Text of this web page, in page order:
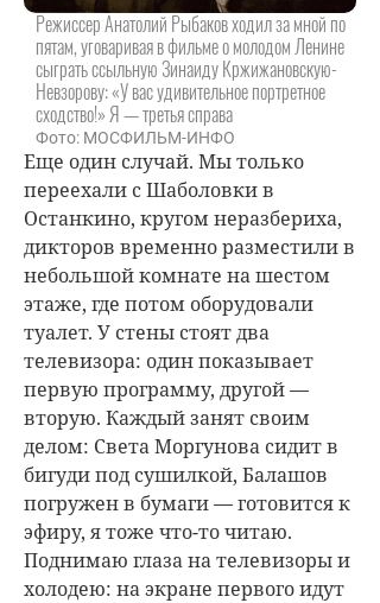
Режиссер Анатолий Рыбаков ходил за мной по
пятам, уговаривая в фильме о молодом Ленине
сыграть ссыльную Зинаиду Кржижановскую-
Невзорову: «У вас удивительное портретное
сходство!» Я — третья справа
Фото: МОСФИЛЬМ-ИНФО
Еще один случай. Мы только
переехали с Шаболовки в
Останкино, кругом неразбериха,
дикторов временно разместили в
небольшой комнате на шестом
этаже, где потом оборудовали
туалет. У стены стоят два
телевизора: один показывает
первую программу, другой —
вторую. Каждый занят своим
делом: Света Моргунова сидит в
бигуди под сушилкой, Балашов
погружен в бумаги — готовится к
эфиру, я тоже что-то читаю.
Поднимаю глаза на телевизоры и
холодею: на экране первого идут